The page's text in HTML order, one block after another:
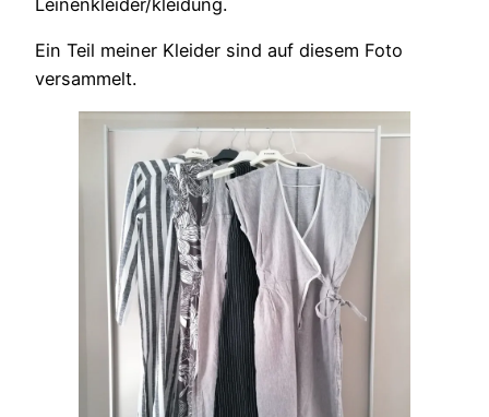
Leinenkleider/kleidung.
Ein Teil meiner Kleider sind auf diesem Foto
versammelt.